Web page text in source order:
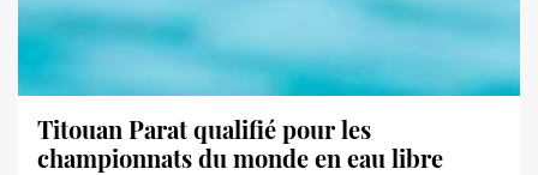
Titouan Parat qualifié pour les
championnats du monde en eau libre